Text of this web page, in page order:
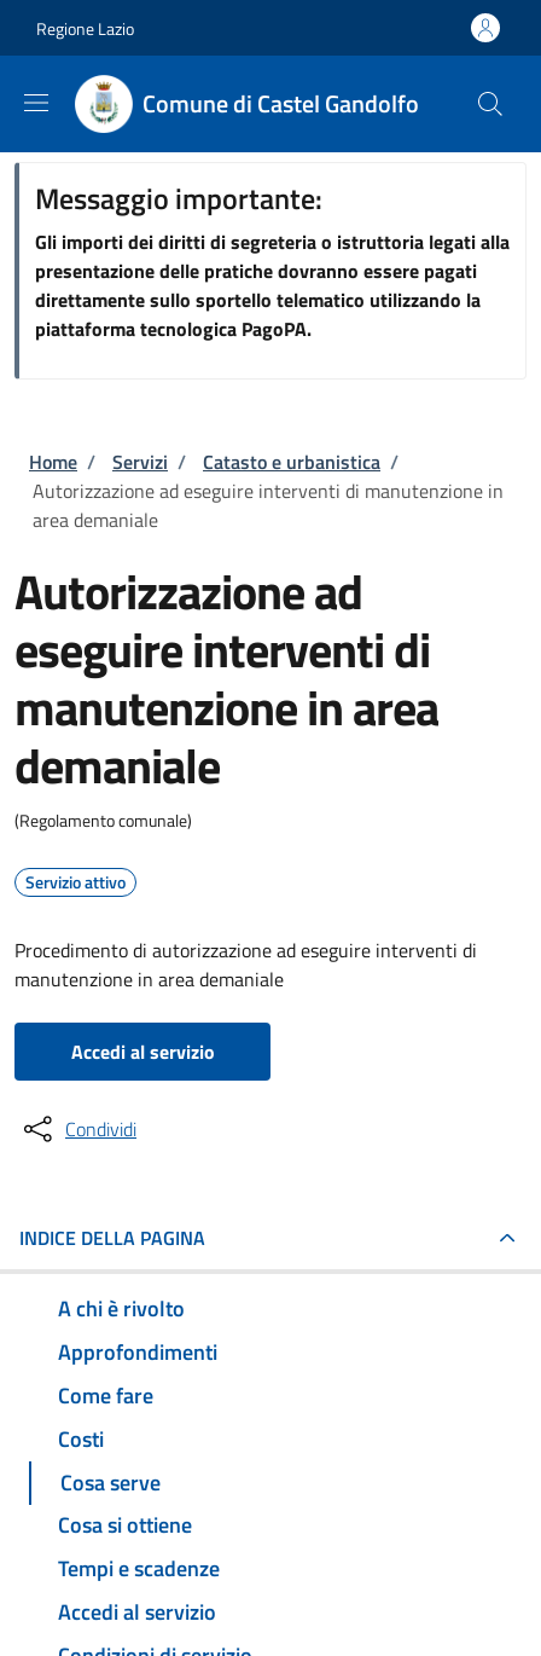
Regione Lazio
Comune di Castel Gandolfo
Messaggio importante:
Gli importi dei diritti di segreteria o istruttoria legati alla
presentazione delle pratiche dovranno essere pagati
direttamente sullo sportello telematico utilizzando la
piattaforma tecnologica PagoPA.
Briciole di pane
Home / Servizi / Catasto e urbanistica /
Autorizzazione ad eseguire interventi di manutenzione in
area demaniale
Autorizzazione ad
eseguire interventi di
manutenzione in area
demaniale
(Regolamento comunale)
Servizio attivo
Procedimento di autorizzazione ad eseguire interventi di
manutenzione in area demaniale
Accedi al servizio
Condividi
INDICE DELLA PAGINA
A chi è rivolto
Approfondimenti
Come fare
Costi
Cosa serve
Cosa si ottiene
Tempi e scadenze
Accedi al servizio